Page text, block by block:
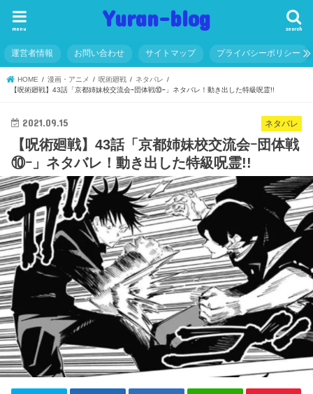
Yuran-blog search
menu
運営者情報 お問い合わせ サイトマップ プライバシーポリシー
HOME 漫画・アニメ 呪術廻戦
ネタバレ
【呪術廻戦】43話「京都姉妹校交流会ｰ団体戦⑩ｰ」ネタバレ！動き出した特級呪霊!!
ネタバレ
2021.09.15
【呪術廻戦】43話「京都姉妹校交流会ｰ団体戦
⑩ｰ」ネタバレ！動き出した特級呪霊!!